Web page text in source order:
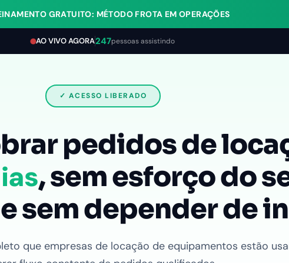
GRATUITO: MÉTODO FROTA EM OPERAÇÕES
AO VIVO AGORA247pessoas assistindo
✓ ACESSO LIBERADO
pedidos de
, sem esforço do
sem depender de
que empresas de locação de equipamentos estão